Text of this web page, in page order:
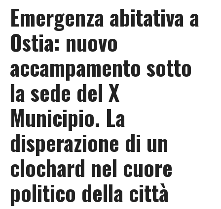
Emergenza abitativa a
Ostia: nuovo
accampamento sotto
la sede del X
Municipio. La
disperazione di un
clochard nel cuore
politico della città